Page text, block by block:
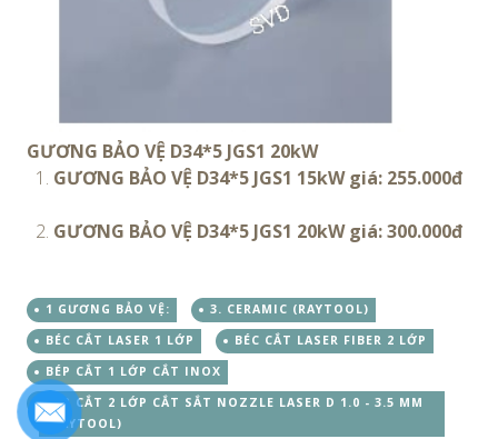
GƯƠNG BẢO VỆ D34*5 JGS1 20kW
1. GƯƠNG BẢO VỆ D34*5 JGS1 15kW giá: 255.000đ
2. GƯƠNG BẢO VỆ D34*5 JGS1 20kW giá: 300.000đ
1 GƯƠNG BẢO VỆ:
3. CERAMIC (RAYTOOL)
BÉC CẮT LASER 1 LỚP
BÉC CẮT LASER FIBER 2 LỚP
BÉP CẮT 1 LỚP CẮT INOX
BÉP CẮT 2 LỚP CẮT SẮT NOZZLE LASER D 1.0 - 3.5 MM
(RAYTOOL)